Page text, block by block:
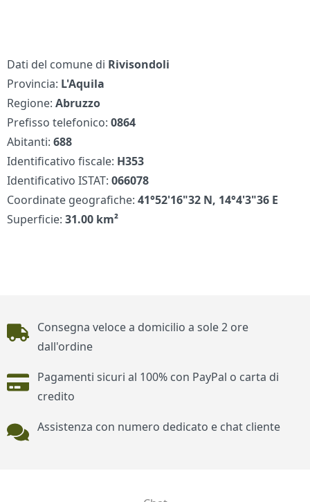
Dati del comune di Rivisondoli
Provincia: L'Aquila
Regione:Abruzzo
Prefisso telefonico:0864
Abitanti:688
Identificativo fiscale: H353
Identificativo ISTAT:066078
Coordinate geografiche:41°52'16"32 N, 14°4'3"36 E
Superficie:31.00 km²
Piè di pagina
Consegna veloce a domicilio a sole 2 ore
dall'ordine
Pagamenti sicuri al 100% con PayPal o carta di
credito
Assistenza con numero dedicato e chat cliente